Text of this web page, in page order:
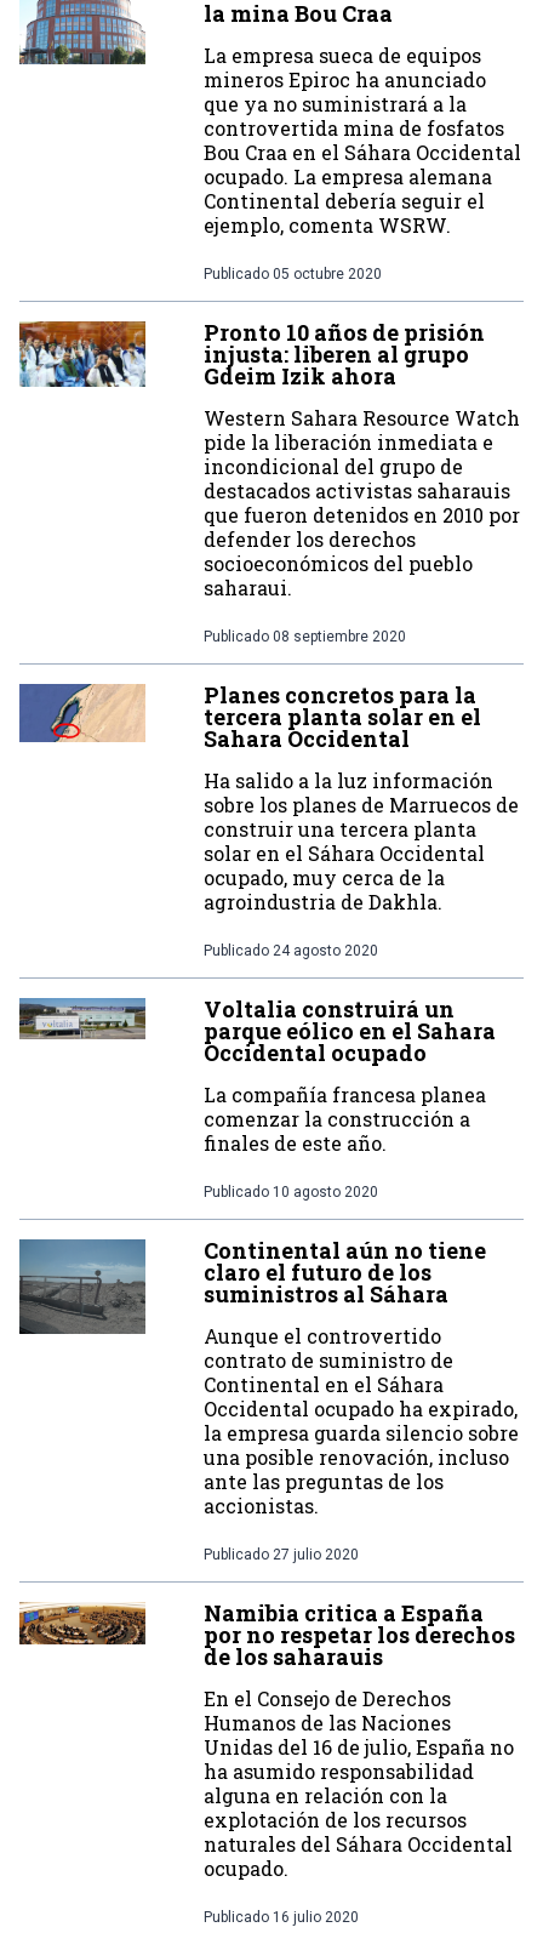
la mina Bou Craa
La empresa sueca de equipos
mineros Epiroc ha anunciado
que ya no suministrará a la
controvertida mina de fosfatos
Bou Craa en el Sáhara Occidental
ocupado. La empresa alemana
Continental debería seguir el
ejemplo, comenta WSRW.
Publicado 05 octubre 2020
Pronto 10 años de prisión
injusta: liberen al grupo
Gdeim Izik ahora
Western Sahara Resource Watch
pide la liberación inmediata e
incondicional del grupo de
destacados activistas saharauis
que fueron detenidos en 2010 por
defender los derechos
socioeconómicos del pueblo
saharaui.
Publicado 08 septiembre 2020
Planes concretos para la
tercera planta solar en el
Sahara Occidental
Ha salido a la luz información
sobre los planes de Marruecos de
construir una tercera planta
solar en el Sáhara Occidental
ocupado, muy cerca de la
agroindustria de Dakhla.
Publicado 24 agosto 2020
Voltalia construirá un
parque eólico en el Sahara
Occidental ocupado
La compañía francesa planea
comenzar la construcción a
finales de este año.
Publicado 10 agosto 2020
Continental aún no tiene
claro el futuro de los
suministros al Sáhara
Aunque el controvertido
contrato de suministro de
Continental en el Sáhara
Occidental ocupado ha expirado,
la empresa guarda silencio sobre
una posible renovación, incluso
ante las preguntas de los
accionistas.
Publicado 27 julio 2020
Namibia critica a España
por no respetar los derechos
de los saharauis
En el Consejo de Derechos
Humanos de las Naciones
Unidas del 16 de julio, España no
ha asumido responsabilidad
alguna en relación con la
explotación de los recursos
naturales del Sáhara Occidental
ocupado.
Publicado 16 julio 2020